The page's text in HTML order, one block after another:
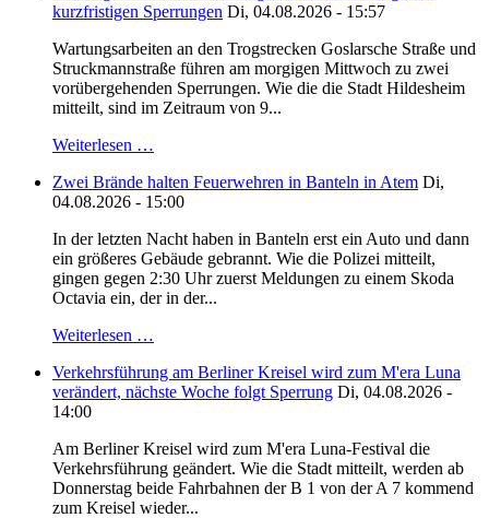
kurzfristigen Sperrungen Di, 04.08.2026 - 15:57
Wartungsarbeiten an den Trogstrecken Goslarsche Straße und
Struckmannstraße führen am morgigen Mittwoch zu zwei
vorübergehenden Sperrungen. Wie die die Stadt Hildesheim
mitteilt, sind im Zeitraum von 9...
Weiterlesen …
Zwei Brände halten Feuerwehren in Banteln in Atem Di,
04.08.2026 - 15:00
In der letzten Nacht haben in Banteln erst ein Auto und dann
ein größeres Gebäude gebrannt. Wie die Polizei mitteilt,
gingen gegen 2:30 Uhr zuerst Meldungen zu einem Skoda
Octavia ein, der in der...
Weiterlesen …
Verkehrsführung am Berliner Kreisel wird zum M'era Luna
verändert, nächste Woche folgt Sperrung Di, 04.08.2026 -
14:00
Am Berliner Kreisel wird zum M'era Luna-Festival die
Verkehrsführung geändert. Wie die Stadt mitteilt, werden ab
Donnerstag beide Fahrbahnen der B 1 von der A 7 kommend
zum Kreisel wieder...